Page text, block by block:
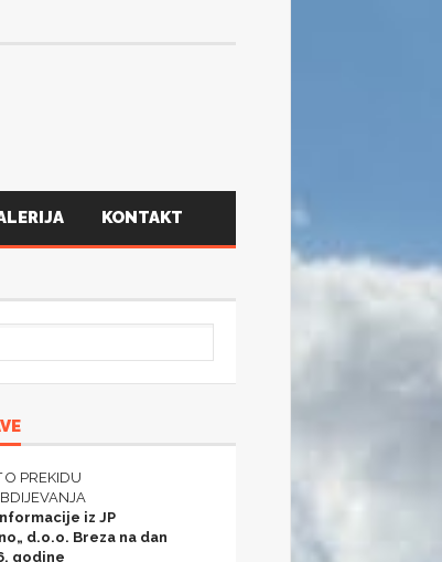
KONTAKT
O PREKIDU
iz JP
d.o.o. Breza na dan
godine